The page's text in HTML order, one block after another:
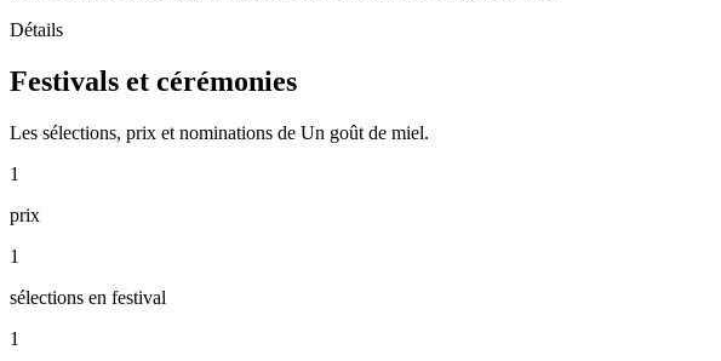
Détails
Festivals et cérémonies
Les sélections, prix et nominations de Un goût de miel.
1
prix
1
sélections en festival
1